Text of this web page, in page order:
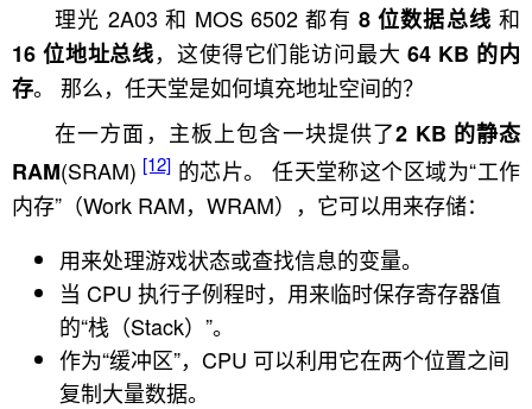
理光 2A03 和 MOS 6502 都有 8 位数据总线 和
16 位地址总线，这使得它们能访问最大64 KB 的内
存。 那么，任天堂是如何填充地址空间的？
在一方面，主板上包含一块提供了2 KB 的静态
RAM(SRAM) [12] 的芯片。 任天堂称这个区域为“工作
内存”（Work RAM，WRAM），它可以用来存储：
用来处理游戏状态或查找信息的变量。
当 CPU 执行子例程时，用来临时保存寄存器值
的“栈（Stack）”。
作为“缓冲区”，CPU 可以利用它在两个位置之间
复制大量数据。